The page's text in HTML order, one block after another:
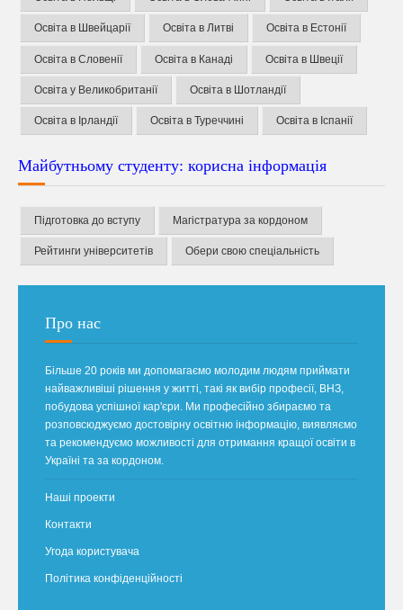
Освіта в Швейцарії Освіта в Литві Освіта в Естонії
Освіта в Словенії Освіта в Канаді Освіта в Швеції
Освіта у Великобританії Освіта в Шотландії
Освіта в Ірландії Освіта в Туреччині Освіта в Іспанії
Майбутньому студенту: корисна інформація
Підготовка до вступу Магістратура за кордоном
Рейтинги університетів Обери свою спеціальність
Про нас
Більше 20 років ми допомагаємо молодим людям приймати
найважливіші рішення у житті, такі як вибір професії, ВНЗ,
побудова успішної кар'єри. Ми професійно збираємо та
розповсюджуємо достовірну освітню інформацію, виявляємо
та рекомендуємо можливості для отримання кращої освіти в
Україні та за кордоном.
Наші проекти
Контакти
Угода користувача
Політика конфіденційності